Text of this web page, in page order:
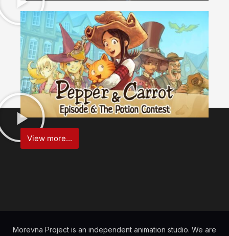
View more...
Morevna Project is an independent animation studio. We are